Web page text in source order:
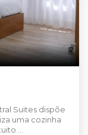
Suites dispõe
uma cozinha
...